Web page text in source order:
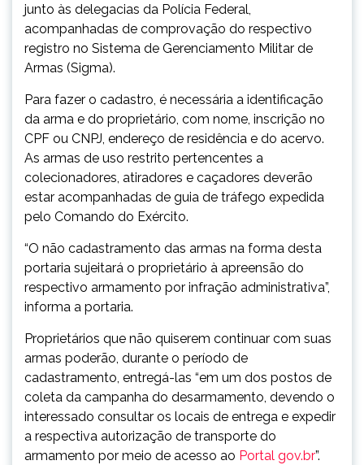
junto às delegacias da Polícia Federal,
acompanhadas de comprovação do respectivo
registro no Sistema de Gerenciamento Militar de
Armas (Sigma).
Para fazer o cadastro, é necessária a identificação
da arma e do proprietário, com nome, inscrição no
CPF ou CNPJ, endereço de residência e do acervo.
As armas de uso restrito pertencentes a
colecionadores, atiradores e caçadores deverão
estar acompanhadas de guia de tráfego expedida
pelo Comando do Exército.
“O não cadastramento das armas na forma desta
portaria sujeitará o proprietário à apreensão do
respectivo armamento por infração administrativa”,
informa a portaria.
Proprietários que não quiserem continuar com suas
armas poderão, durante o período de
cadastramento, entregá-las “em um dos postos de
coleta da campanha do desarmamento, devendo o
interessado consultar os locais de entrega e expedir
a respectiva autorização de transporte do
armamento por meio de acesso ao Portal gov.br”.